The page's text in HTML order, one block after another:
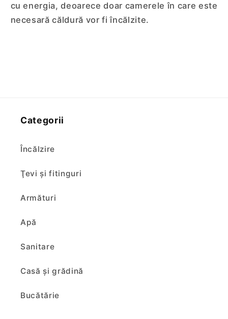
cu energia, deoarece doar camerele în care este
necesară căldură vor fi încălzite.
Categorii
Încălzire
Ţevi şi fitinguri
Armături
Apă
Sanitare
Casă și grădină
Bucătărie